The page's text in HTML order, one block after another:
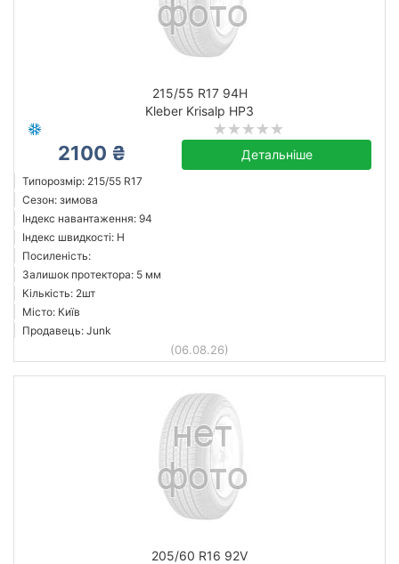
215/55 R17 94H
Kleber Krisalp HP3
2100 ₴ Детальніше
Типорозмір: 215/55 R17
Сезон: зимова
Індекс навантаження: 94
Індекс швидкості: H
Посиленість:
Залишок протектора: 5 мм
Кількість: 2шт
Місто: Київ
Продавець: Junk
(06.08.26)
205/60 R16 92V